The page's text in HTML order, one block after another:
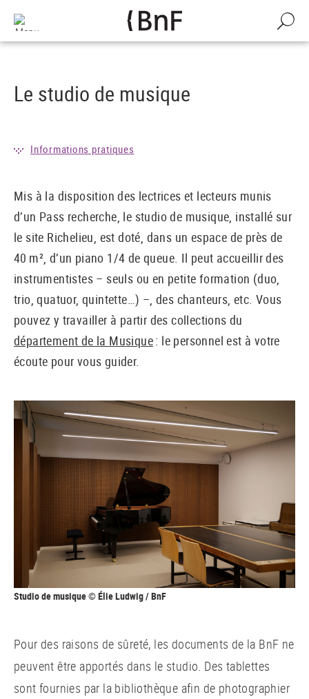
contenu
Recherche
Le studio de musique
Informations pratiques
Mis à la disposition des lectrices et lecteurs munis
d’un Pass recherche, le studio de musique, installé sur
le site Richelieu, est doté, dans un espace de près de
40 m², d’un piano 1/4 de queue. Il peut accueillir des
instrumentistes – seuls ou en petite formation (duo,
trio, quatuor, quintette…) –, des chanteurs, etc. Vous
pouvez y travailler à partir des collections du
département de la Musique: le personnel est à votre
écoute pour vous guider.
Studio de musique © Élie Ludwig / BnF
Pour des raisons de sûreté, les documents de la BnF ne
peuvent être apportés dans le studio. Des tablettes
sont fournies par la bibliothèque afin de photographier